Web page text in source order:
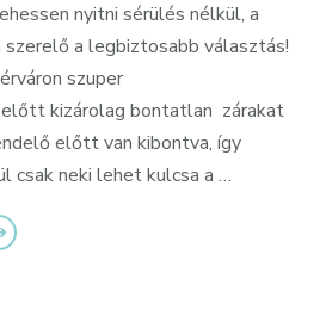
nyitni sérülés nélkül, a
a legbiztosabb választás!
szuper
kizárolag bontatlan zárakat
előtt van kibontva, így
csak neki lehet kulcsa a …